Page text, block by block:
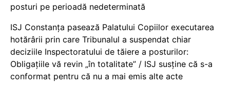
posturi pe perioadă nedeterminată
ISJ Constanța pasează Palatului Copiilor executarea
hotărârii prin care Tribunalul a suspendat chiar
deciziile Inspectoratului de tăiere a posturilor:
Obligațiile vă revin „în totalitate” / ISJ susține că s-a
conformat pentru că nu a mai emis alte acte